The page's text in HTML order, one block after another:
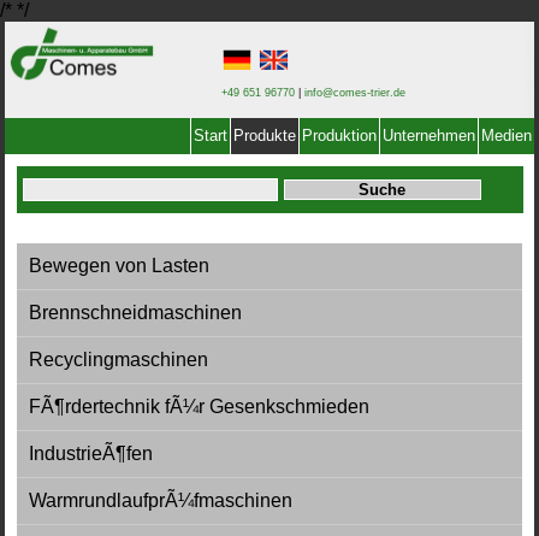
/* */
+49 651 96770 |info@comes-trier.de
Start Produkte Produktion Unternehmen Medien
Bewegen von Lasten
Brennschneidmaschinen
Recyclingmaschinen
FÃ¶rdertechnik fÃ¼r Gesenkschmieden
IndustrieÃ¶fen
WarmrundlaufprÃ¼fmaschinen